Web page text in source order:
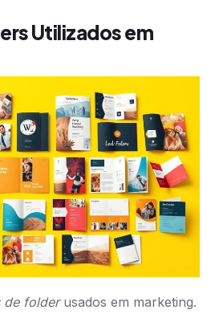
Utilizados em
de folderusados em marketing.